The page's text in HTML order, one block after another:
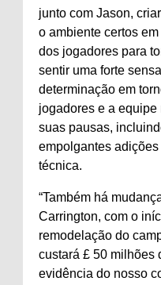
junto com Jason,
o ambiente certos
dos jogadores para
sentir uma forte
determinação em
jogadores e a
suas pausas,
empolgantes
técnica.
“Também há
Carrington, com o
remodelação do
custará £ 50 milhões
evidência do nosso